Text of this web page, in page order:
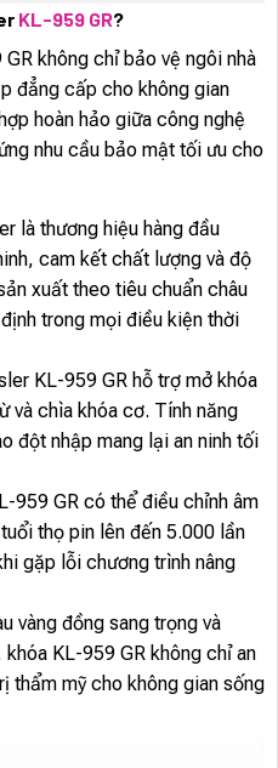
KL-959 GR?
không chỉ bảo vệ ngôi nhà
đẳng cấp cho không gian
hoàn hảo giữa công nghệ
nhu cầu bảo mật tối ưu cho
là thương hiệu hàng đầu
cam kết chất lượng và độ
xuất theo tiêu chuẩn châu
trong mọi điều kiện thời
KL-959 GR hỗ trợ mở khóa
và chìa khóa cơ. Tính năng
đột nhập mang lại an ninh tối
959 GR có thể điều chỉnh âm
thọ pin lên đến 5.000 lần
gặp lỗi chương trình nâng
vàng đồng sang trọng và
KL-959 GR không chỉ an
thẩm mỹ cho không gian sống